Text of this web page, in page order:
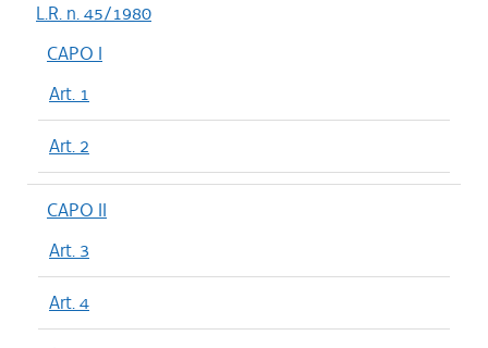
L.R. n. 45/1980
CAPO I
Art. 1
Art. 2
CAPO II
Art. 3
Art. 4